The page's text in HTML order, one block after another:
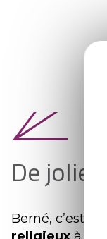
De
Berné, c’est